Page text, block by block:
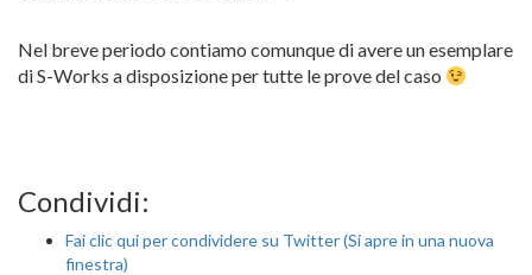
Nel breve periodo contiamo comunque di avere un esemplare
di S-Works a disposizione per tutte le prove del caso
Condividi:
Fai clic qui per condividere su Twitter (Si apre in una nuova
finestra)